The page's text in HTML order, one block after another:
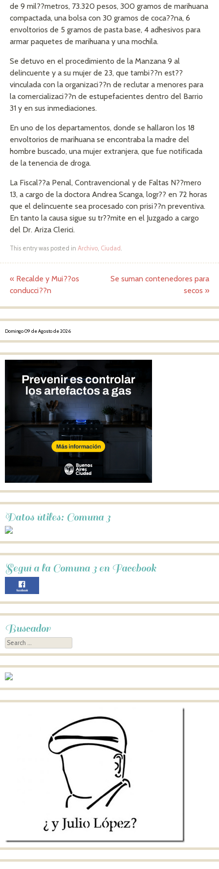
de 9 mil??metros, 73.320 pesos, 300 gramos de marihuana
compactada, una bolsa con 30 gramos de coca??na, 6
envoltorios de 5 gramos de pasta base, 4 adhesivos para
armar paquetes de marihuana y una mochila.
Se detuvo en el procedimiento de la Manzana 9 al
delincuente y a su mujer de 23, que tambi??n est??
vinculada con la organizaci??n de reclutar a menores para
la comercializaci??n de estupefacientes dentro del Barrio
31 y en sus inmediaciones.
En uno de los departamentos, donde se hallaron los 18
envoltorios de marihuana se encontraba la madre del
hombre buscado, una mujer extranjera, que fue notificada
de la tenencia de droga.
La Fiscal??a Penal, Contravencional y de Faltas N??mero
13, a cargo de la doctora Andrea Scanga, logr?? en 72 horas
que el delincuente sea procesado con prisi??n preventiva.
En tanto la causa sigue su tr??mite en el Juzgado a cargo
del Dr. Ariza Clerici.
This entry was posted in Archivo, Ciudad .
Post navigation
« Recalde y Mui??os
conducci??n
Se suman contenedores para
secos »
Domingo 09 de Agosto de 2026
Datos útiles: Comuna 3
Seguí a la Comuna 3 en Facebook
Buscador
Search